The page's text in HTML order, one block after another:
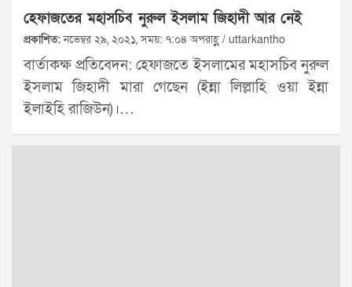
হেফাজতের মহাসচিব নুরুল ইসলাম জিহাদী আর নেই
প্রকাশিত:নভেম্বর ২৯, ২০২১, সময়: ৭:০৪ অপরাহ্ণ / uttarkantho
বার্তাকক্ষ প্রতিবেদন: হেফাজতে ইসলামের মহাসচিব নুরুল
ইসলাম জিহাদী মারা গেছেন (ইন্না লিল্লাহি ওয়া ইন্না
ইলাইহি রাজিউন)।…